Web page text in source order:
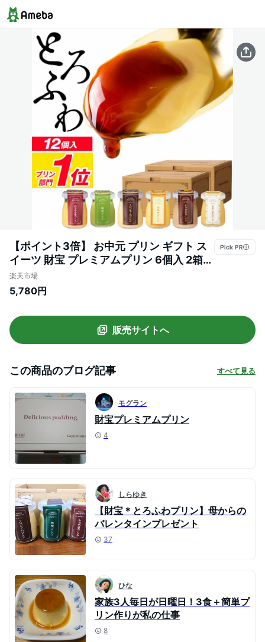
【ポイント3倍】 お中元 プリン ギフト ス
イーツ 財宝 プレミアムプリン 6個入 2箱
送料無料 お取り寄せ 楽天 夏ギフト 御中元
2026 お菓子 プレンゼント 贈り物 誕生日
か 安納芋 生キャラメル
楽天市場
5,780円
販売サイトへ
この商品のブログ記事 すべて見る
モグラン
財宝プレミアムプリン
4
しらゆき
【財宝＊とろふわプリン】母からの
バレンタインプレゼント
37
ひな
家族3人毎日が日曜日！3食＋簡単プ
リン作りが私の仕事
8